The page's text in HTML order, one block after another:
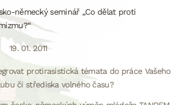
německý seminář „Co dělat proti
19. 01. 2011
protirasistická témata do práce Vašeho
či střediska volného času?